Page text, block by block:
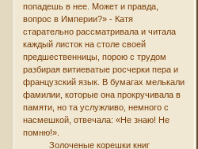
попадешь в нее. Может и правда,
вопрос в Империи?» - Катя
старательно рассматривала и читала
каждый листок на столе своей
предшественницы, порою с трудом
разбирая витиеватые росчерки пера и
французский язык. В бумагах мелькали
фамилии, которые она прокручивала в
памяти, но та услужливо, немного с
насмешкой, отвечала: «Не знаю! Не
помню!».
Золоченые корешки книг